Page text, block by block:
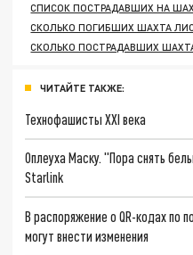
СПИСОК ПОСТРАДАВШИХ НА
СКОЛЬКО ПОГИБШИХ ШАХТА
СКОЛЬКО ПОСТРАДАВШИХ
ЧИТАЙТЕ ТАКЖЕ:
Технофашисты XXI века
Оплеуха Маску. "Пора снять
Starlink
В распоряжение о QR-кодах по
могут внести изменения